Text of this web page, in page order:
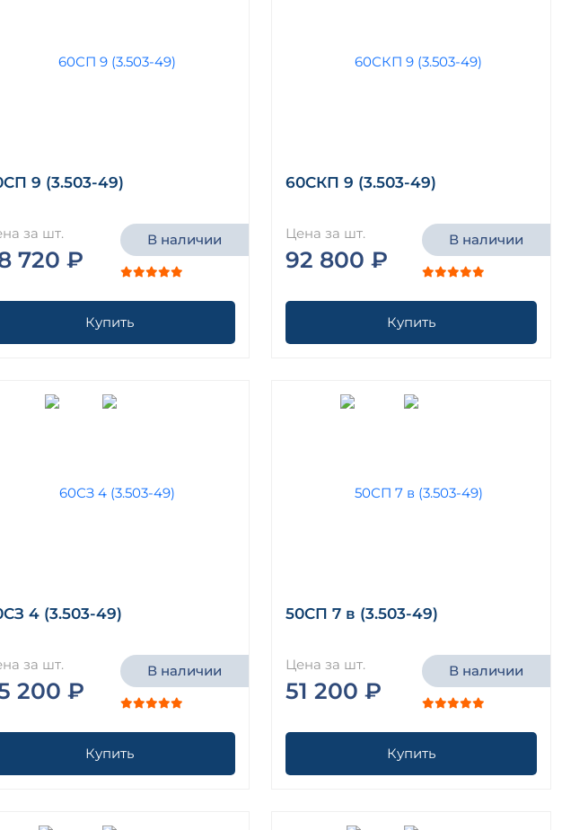
9 (3.503-49)
за шт.
720 ₽
В наличии
Купить
60СКП 9 (3.503-49)
Цена за шт.
92 800 ₽
В наличии
Купить
4 (3.503-49)
за шт.
200 ₽
В наличии
Купить
50СП 7 в (3.503-49)
Цена за шт.
51 200 ₽
В наличии
Купить